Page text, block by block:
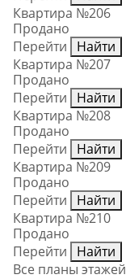
Квартира №206
Продано
Перейти
Найти
Квартира №207
Продано
Перейти
Найти
Квартира №208
Продано
Перейти
Найти
Квартира №209
Продано
Перейти
Найти
Квартира №210
Продано
Перейти
Найти
Все планы этажей